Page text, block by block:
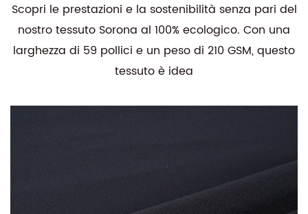
Scopri le prestazioni e la sostenibilità senza pari del
nostro tessuto Sorona al 100% ecologico. Con una
larghezza di 59 pollici e un peso di 210 GSM, questo
tessuto è idea